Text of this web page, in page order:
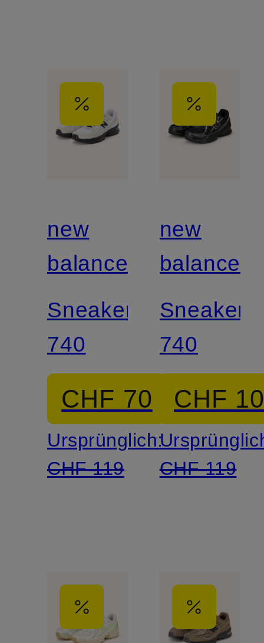
new
balance
Sneaker
740
CHF 70
Ursprünglich:
CHF 119
new
balance
Sneaker
740
CHF
CHF 119